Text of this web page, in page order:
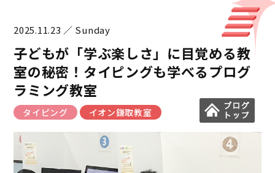
2025.11.23 ／ Sunday
子どもが「学ぶ楽しさ」に目覚める教
室の秘密！タイピングも学べるプログ
ラミング教室
タイピング イオン鎌取教室